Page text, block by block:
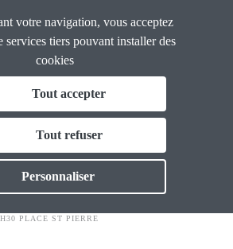
nationale
de grève et de
2021
PLACE ST PIERRE
votre navigation, vous acceptez
services tiers pouvant installer des
cookies
Tout accepter
Tout refuser
Personnaliser